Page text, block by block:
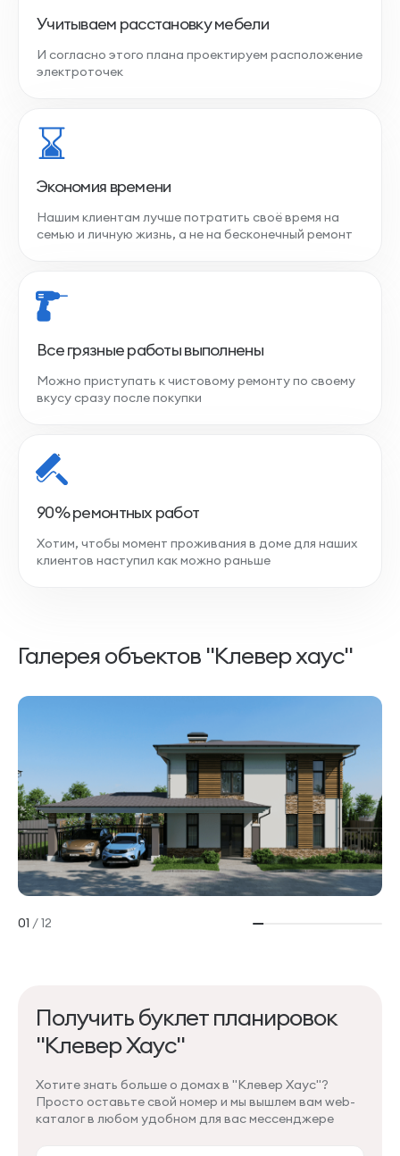
Учитываем расстановку мебели
И согласно этого плана проектируем расположение
электроточек
Экономия времени
Нашим клиентам лучше потратить своё время на
семью и личную жизнь, а не на бесконечный ремонт
Все грязные работы выполнены
Можно приступать к чистовому ремонту по своему
вкусу сразу после покупки
90% ремонтных работ
Хотим, чтобы момент проживания в доме для наших
клиентов наступил как можно раньше
Галерея объектов "Клевер хаус"
01 /12
Получить буклет планировок
"Клевер Хаус"
Хотите знать больше о домах в "Клевер Хаус"?
Просто оставьте свой номер и мы вышлем вам web-
каталог в любом удобном для вас мессенджере